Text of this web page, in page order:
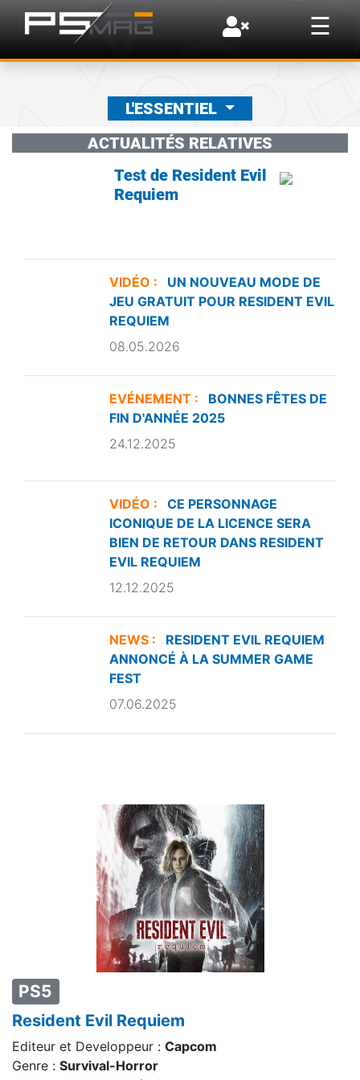
☰
×
L'ESSENTIEL
PS5
Resident Evil Requiem
Editeur et Developpeur : Capcom
Genre : Survival-Horror
ACTUALITÉS RELATIVES
Test de Resident Evil
Requiem
VIDÉO :
UN NOUVEAU MODE DE
JEU GRATUIT POUR RESIDENT EVIL
REQUIEM
08.05.2026
EVÉNEMENT :
BONNES FÊTES DE
FIN D'ANNÉE 2025
24.12.2025
VIDÉO :
CE PERSONNAGE
ICONIQUE DE LA LICENCE SERA
BIEN DE RETOUR DANS RESIDENT
EVIL REQUIEM
12.12.2025
NEWS :
RESIDENT EVIL REQUIEM
ANNONCÉ À LA SUMMER GAME
FEST
07.06.2025